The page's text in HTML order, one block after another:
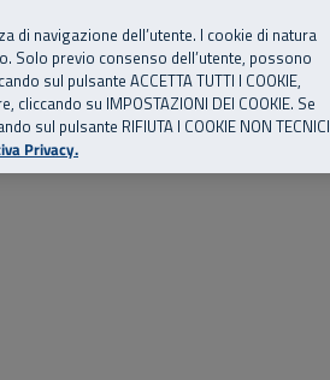
Risorse utili Supporto
di navigazione dell’utente. I cookie di natura
Solo previo consenso dell’utente, possono
sul pulsante ACCETTA TUTTI I COOKIE,
su IMPOSTAZIONI DEI COOKIE. Se
sul pulsante RIFIUTA I COOKIE NON TECNICI
Privacy.